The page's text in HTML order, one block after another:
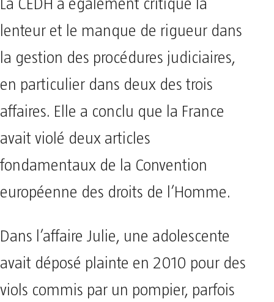
La CEDH a également critiqué la
lenteur et le manque de rigueur dans
la gestion des procédures judiciaires,
en particulier dans deux des trois
affaires. Elle a conclu que la France
avait violé deux articles
fondamentaux de la Convention
européenne des droits de l’Homme.
Dans l’affaire Julie, une adolescente
avait déposé plainte en 2010 pour des
viols commis par un pompier, parfois